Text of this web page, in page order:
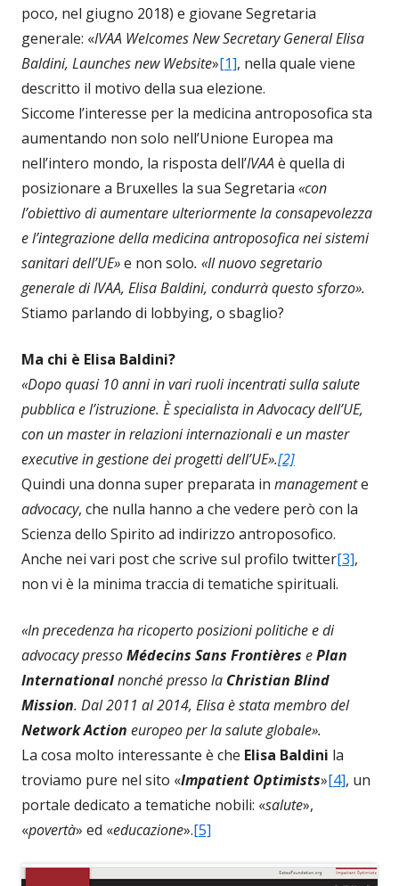
poco, nel giugno 2018) e giovane Segretaria
generale: «IVAA Welcomes New Secretary General Elisa
Baldini, Launches new Website»[1], nella quale viene
descritto il motivo della sua elezione.
Siccome l’interesse per la medicina antroposofica sta
aumentando non solo nell’Unione Europea ma
nell’intero mondo, la risposta dell’IVAAè quella di
posizionare a Bruxelles la sua Segretaria «con
l’obiettivo di aumentare ulteriormente la consapevolezza
e l’integrazione della medicina antroposofica nei sistemi
sanitari dell’UE»e non solo. «Il nuovo segretario
generale di IVAA, Elisa Baldini, condurrà questo sforzo».
Stiamo parlando di lobbying, o sbaglio?
Ma chi è Elisa Baldini?
«Dopo quasi 10 anni in vari ruoli incentrati sulla salute
pubblica e l’istruzione. È specialista in Advocacy dell’UE,
con un master in relazioni internazionali e un master
executive in gestione dei progetti dell’UE».[2]
Quindi una donna super preparata in managemente
advocacy, che nulla hanno a che vedere però con la
Scienza dello Spirito ad indirizzo antroposofico.
Anche nei vari post che scrive sul profilo twitter[3],
non vi è la minima traccia di tematiche spirituali.
«In precedenza ha ricoperto posizioni politiche e di
advocacy pressoMédecins Sans Frontières ePlan
Internationalnonché presso la Christian Blind
Mission. Dal 2011 al 2014, Elisa è stata membro del
Network Action europeo per la salute globale».
La cosa molto interessante è che Elisa Baldini la
troviamo pure nel sito «Impatient Optimists»[4], un
portale dedicato a tematiche nobili: «salute»,
«povertà» ed «educazione».[5]